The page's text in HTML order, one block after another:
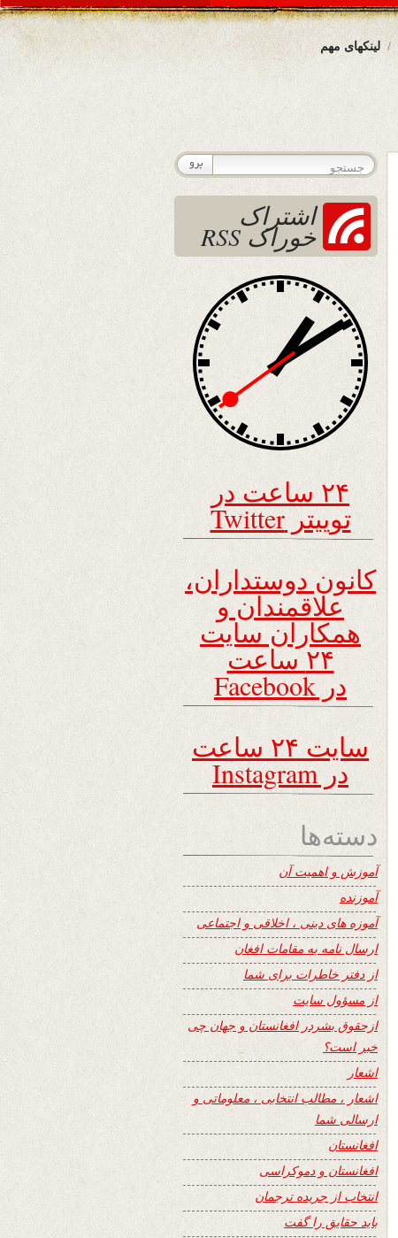
لینکهای مهم
اشتراک
خوراک RSS
۲۴ ساعت در
توییتر Twitter
کانون دوستداران،
علاقمندان و
همکاران سایت
۲۴ ساعت
در Facebook
سایت ۲۴ ساعت
در Instagram
دسته‌ها
آموزش و اهمیت آن
آموزنده
آموزه های دینی ، اخلاقی و اجتماعی
ارسال نامه به مقامات افغان
از دفتر خاطرات برای شما
از مسؤول سایت
ازحقوق بشردر افغانستان و جهان چی
خبر است؟
اشعار
اشعار ، مطالب انتخابی ، معلوماتی و
ارسالی شما
افغانستان
افغانستان و دموکراسی
انتخاب از جریده ترجمان
باید حقایق را گفت